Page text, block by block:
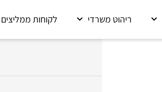
ריהוט משרדי לקוחות ממליצים